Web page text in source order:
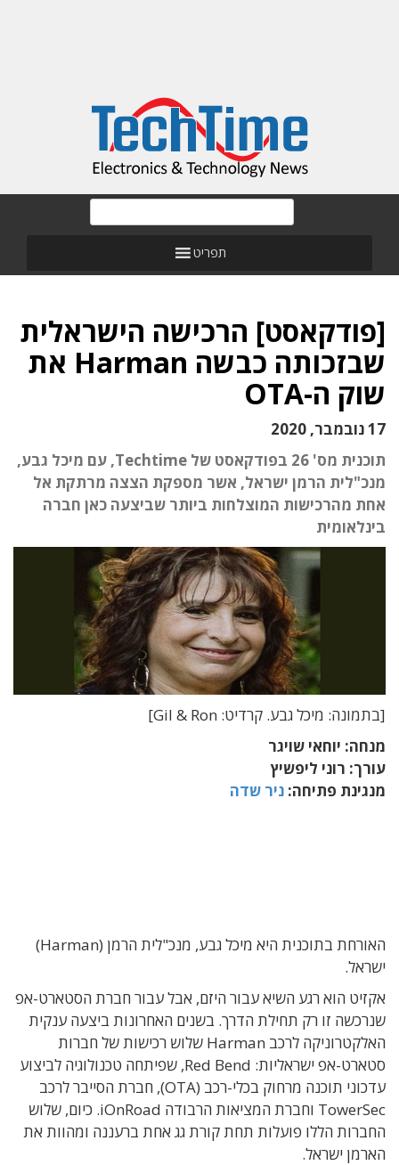
תפריט
[פודקאסט] הרכישה הישראלית
שבזכותה כבשה Harman את
שוק ה-OTA
17 נובמבר, 2020
תוכנית מס' 26 בפודקאסט של Techtime, עם מיכל גבע,
מנכ"לית הרמן ישראל, אשר מספקת הצצה מרתקת אל
אחת מהרכישות המוצלחות ביותר שביצעה כאן חברה
בינלאומית
[בתמונה: מיכל גבע. קרדיט: Gil & Ron]
מנחה: יוחאי שויגר
עורך: רוני ליפשיץ
מנגינת פתיחה: ניר שדה
האורחת בתוכנית היא מיכל גבע, מנכ"לית הרמן (Harman)
ישראל.
אקזיט הוא רגע השיא עבור היזם, אבל עבור חברת הסטארט-אפ
שנרכשה זו רק תחילת הדרך. בשנים האחרונות ביצעה ענקית
האלקטרוניקה לרכב Harman שלוש רכישות של חברות
סטארט-אפ ישראליות: Red Bend, שפיתחה טכנולוגיה לביצוע
עדכוני תוכנה מרחוק בכלי-רכב (OTA), חברת הסייבר לרכב
TowerSec וחברת המציאות הרבודה iOnRoad. כיום, שלוש
החברות הללו פועלות תחת קורת גג אחת ברעננה ומהוות את
הארמן ישראל.